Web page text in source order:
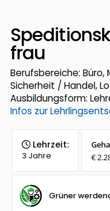
frau
Berufsbereiche: Büro,
Sicherheit / Handel,
Ausbildungsform:
Infos zur
Lehrzeit:
3 Jahre
€
Grüner